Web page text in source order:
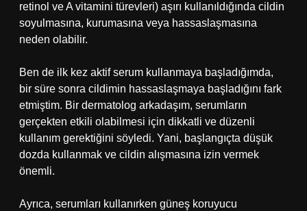
retinol ve A vitamini türevleri) aşırı kullanıldığında cildin
soyulmasına, kurumasına veya hassaslaşmasına
neden olabilir.
Ben de ilk kez aktif serum kullanmaya başladığımda,
bir süre sonra cildimin hassaslaşmaya başladığını fark
etmiştim. Bir dermatolog arkadaşım, serumların
gerçekten etkili olabilmesi için dikkatli ve düzenli
kullanım gerektiğini söyledi. Yani, başlangıçta düşük
dozda kullanmak ve cildin alışmasına izin vermek
önemli.
Ayrıca, serumları kullanırken güneş koruyucu